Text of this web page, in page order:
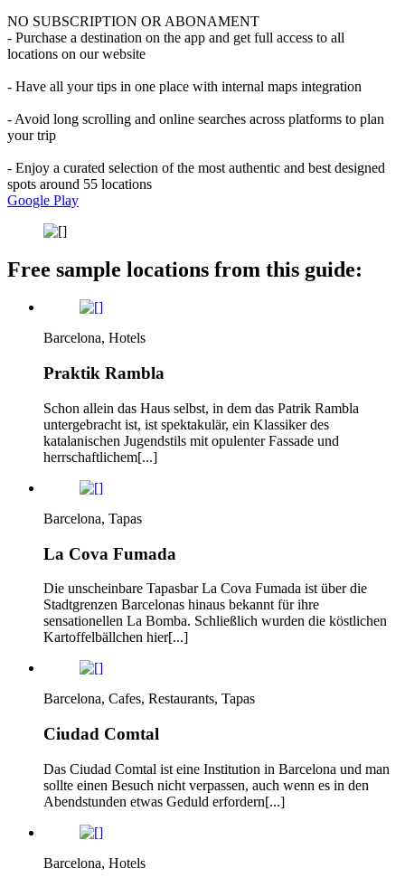
NO SUBSCRIPTION OR ABONAMENT
- Purchase a destination on the app and get full access to all
locations on our website
- Have all your tips in one place with internal maps integration
- Avoid long scrolling and online searches across platforms to plan
your trip
- Enjoy a curated selection of the most authentic and best designed
spots around 55 locations
Google Play
Free sample locations from this guide:
Barcelona, Hotels
Praktik Rambla
Schon allein das Haus selbst, in dem das Patrik Rambla
untergebracht ist, ist spektakulär, ein Klassiker des
katalanischen Jugendstils mit opulenter Fassade und
herrschaftlichem[...]
Barcelona, Tapas
La Cova Fumada
Die unscheinbare Tapasbar La Cova Fumada ist über die
Stadtgrenzen Barcelonas hinaus bekannt für ihre
sensationellen La Bomba. Schließlich wurden die köstlichen
Kartoffelbällchen hier[...]
Barcelona, Cafes, Restaurants, Tapas
Ciudad Comtal
Das Ciudad Comtal ist eine Institution in Barcelona und man
sollte einen Besuch nicht verpassen, auch wenn es in den
Abendstunden etwas Geduld erfordern[...]
Barcelona, Hotels